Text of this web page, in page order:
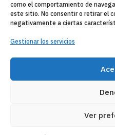
como el comportamiento de
este sitio. No consentir o retirar el
negativamente a ciertas
Gestionar los servicios
Ver